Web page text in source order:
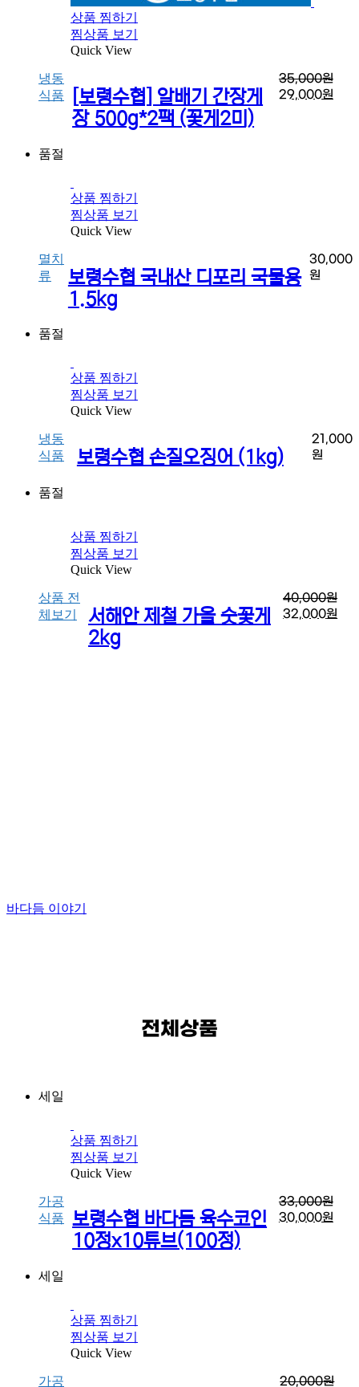
상품 찜하기
찜상품 보기
Quick View
냉동
식품
[보령수협] 알배기 간장게
장 500g*2팩 (꽃게2미)
35,000원
29,000원
품절
상품 찜하기
찜상품 보기
Quick View
멸치
류
보령수협 국내산 디포리 국물용
1.5kg
30,000
원
품절
상품 찜하기
찜상품 보기
Quick View
냉동
식품
보령수협 손질오징어 (1kg)
21,000
원
품절
상품 찜하기
찜상품 보기
Quick View
상품 전
체보기
서해안 제철 가을 숫꽃게
2kg
40,000원
32,000원
바다듬 이야기
전체상품
세일
상품 찜하기
찜상품 보기
Quick View
가공
식품
보령수협 바다듬 육수코인
10정x10튜브(100정)
33,000원
30,000원
세일
상품 찜하기
찜상품 보기
Quick View
가공 20,000원